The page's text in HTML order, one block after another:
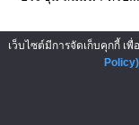
เว็บไซต์มีการจัดเก็บคุกกี้ เ
Policy)